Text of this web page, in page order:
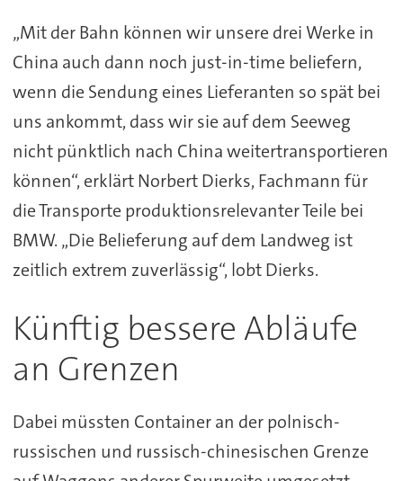
„Mit der Bahn können wir unsere drei Werke in
China auch dann noch just-in-time beliefern,
wenn die Sendung eines Lieferanten so spät bei
uns ankommt, dass wir sie auf dem Seeweg
nicht pünktlich nach China weitertransportieren
können“, erklärt Norbert Dierks, Fachmann für
die Transporte produktionsrelevanter Teile bei
BMW. „Die Belieferung auf dem Landweg ist
zeitlich extrem zuverlässig“, lobt Dierks.
Künftig bessere Abläufe
an Grenzen
Dabei müssten Container an der polnisch-
russischen und russisch-chinesischen Grenze